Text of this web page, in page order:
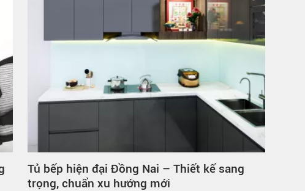
Tủ hồ sơ không cánh Đồng Nai chất lượng,
phù hợp mọi không gian